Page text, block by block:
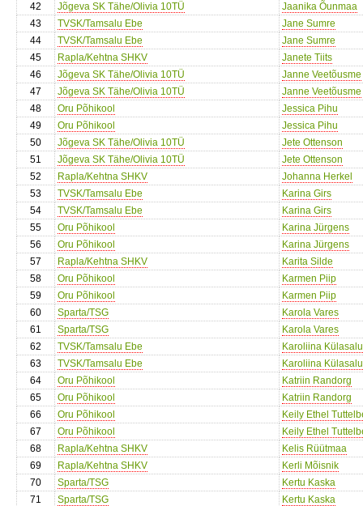
42
Jõgeva SK Tähe/Olivia 10TÜ
Jaanika Õunmaa
43
TVSK/Tamsalu Ebe
Jane Sumre
44
TVSK/Tamsalu Ebe
Jane Sumre
45
Rapla/Kehtna SHKV
Janete Tiits
46
Jõgeva SK Tähe/Olivia 10TÜ
Janne Veetõusme
47
Jõgeva SK Tähe/Olivia 10TÜ
Janne Veetõusme
48
Oru Põhikool
Jessica Pihu
49
Oru Põhikool
Jessica Pihu
50
Jõgeva SK Tähe/Olivia 10TÜ
Jete Ottenson
51
Jõgeva SK Tähe/Olivia 10TÜ
Jete Ottenson
52
Rapla/Kehtna SHKV
Johanna Herkel
53
TVSK/Tamsalu Ebe
Karina Girs
54
TVSK/Tamsalu Ebe
Karina Girs
55
Oru Põhikool
Karina Jürgens
56
Oru Põhikool
Karina Jürgens
57
Rapla/Kehtna SHKV
Karita Silde
58
Oru Põhikool
Karmen Piip
59
Oru Põhikool
Karmen Piip
60
Sparta/TSG
Karola Vares
61
Sparta/TSG
Karola Vares
62
TVSK/Tamsalu Ebe
Karoliina Külasalu
63
TVSK/Tamsalu Ebe
Karoliina Külasalu
64
Oru Põhikool
Katriin Randorg
65
Oru Põhikool
Katriin Randorg
66
Oru Põhikool
Keily Ethel
67
Oru Põhikool
Keily Ethel
68
Rapla/Kehtna SHKV
Kelis Rüütmaa
69
Rapla/Kehtna SHKV
Kerli Mõisnik
70
Sparta/TSG
Kertu Kaska
71
Sparta/TSG
Kertu Kaska